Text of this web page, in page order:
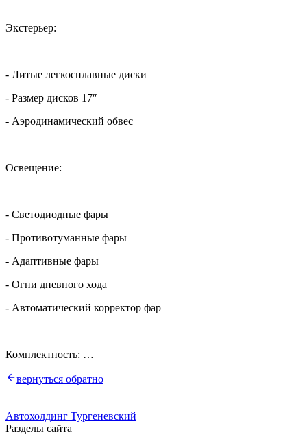
Экстерьер:
- Литые легкосплавные диски
- Размер дисков 17″
- Аэродинамический обвес
Освещение:
- Светодиодные фары
- Противотуманные фары
- Адаптивные фары
- Огни дневного хода
- Автоматический корректор фар
Комплектность: …
вернуться обратно
Автохолдинг Тургеневский
Разделы сайта